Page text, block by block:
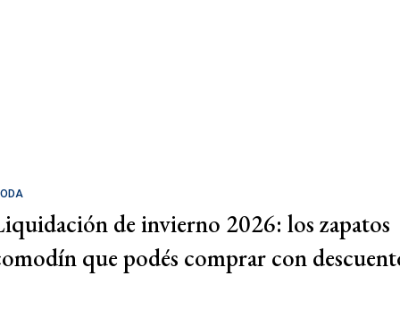
de invierno 2026: los zapatos
que podés comprar con